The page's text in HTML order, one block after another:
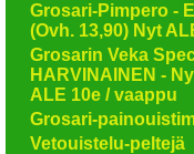
Grosari-Pimpero -
(Ovh. 13,90) Nyt
Grosarin Veka
HARVINAINEN -
ALE 10e / vaappu
Grosari-
Vetouistelu-peltejä